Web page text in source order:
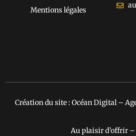
Mentions légales
Création du site : Océan Digital –
Au plaisir d’offrir –